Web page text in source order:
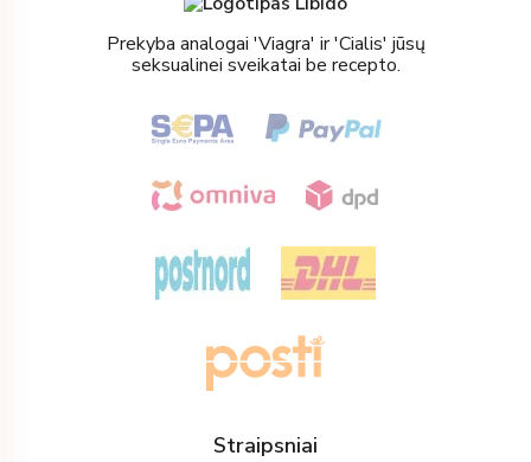
Prekyba analogai 'Viagra' ir 'Cialis' jūsų
seksualinei sveikatai be recepto.
Straipsniai